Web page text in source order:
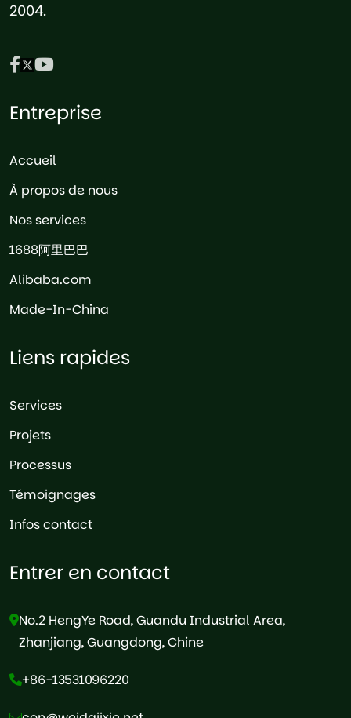
2004.
Entreprise
Accueil
À propos de nous
Nos services
1688阿里巴巴
Alibaba.com
Made-In-China
Liens rapides
Services
Projets
Processus
Témoignages
Infos contact
Entrer en contact
No.2 HengYe Road, Guandu Industrial Area,
Zhanjiang, Guangdong, Chine
+86-13531096220